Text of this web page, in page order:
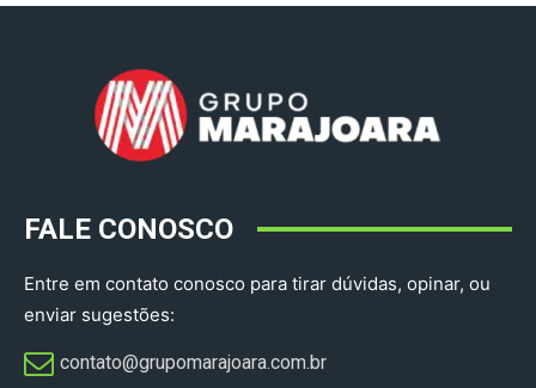
FALE CONOSCO
Entre em contato conosco para tirar dúvidas, opinar, ou
enviar sugestões:
contato@grupomarajoara.com.br